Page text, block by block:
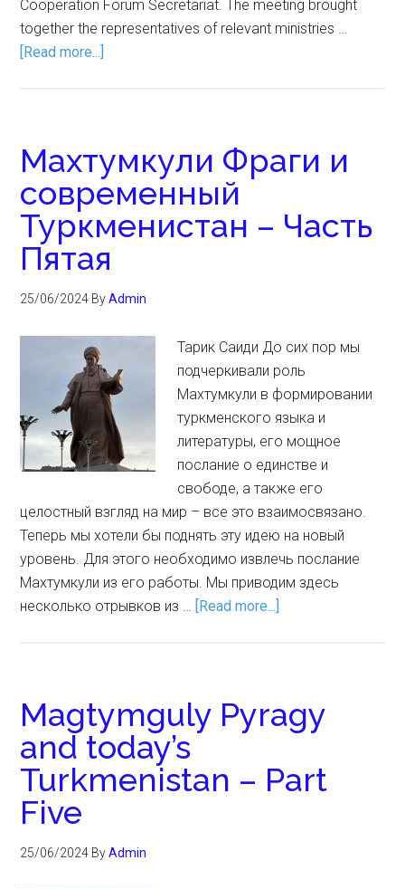
Cooperation Forum Secretariat. The meeting brought
together the representatives of relevant ministries …
[Read more...]
Махтумкули Фраги и
современный
Туркменистан – Часть
Пятая
25/06/2024 ByAdmin
Тарик Саиди До сих пор мы
подчеркивали роль
Махтумкули в формировании
туркменского языка и
литературы, его мощное
послание о единстве и
свободе, а также его
целостный взгляд на мир – все это взаимосвязано.
Теперь мы хотели бы поднять эту идею на новый
уровень. Для этого необходимо извлечь послание
Махтумкули из его работы. Мы приводим здесь
несколько отрывков из … [Read more...]
Magtymguly Pyragy
and today’s
Turkmenistan – Part
Five
25/06/2024 ByAdmin